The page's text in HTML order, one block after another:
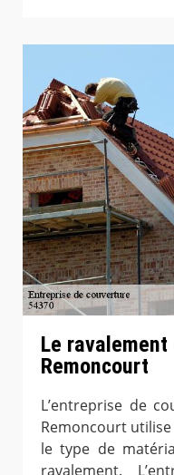
Le
Remoncourt
L’entreprise de
Remoncourt
le type de
ravalement.